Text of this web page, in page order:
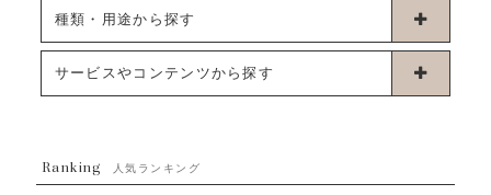
卓上タイプバルーン
ブーケタイプバルーン
ムーンリットバルーン
種類・用途から探す
お誕生日
サービスやコンテンツから探す
発送について
Ranking 人気ランキング